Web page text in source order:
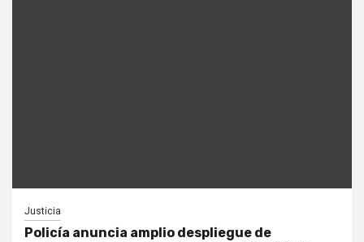
Justicia
Policía anuncia amplio despliegue de